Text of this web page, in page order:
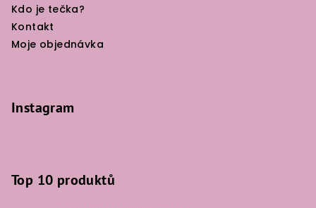
Kdo je tečka?
Kontakt
Moje objednávka
Instagram
Top 10 produktů